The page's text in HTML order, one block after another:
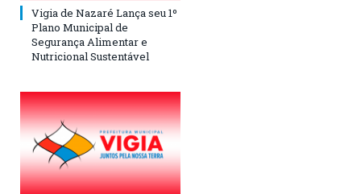
Vigia de Nazaré Lança seu 1º
Plano Municipal de
Segurança Alimentar e
Nutricional Sustentável